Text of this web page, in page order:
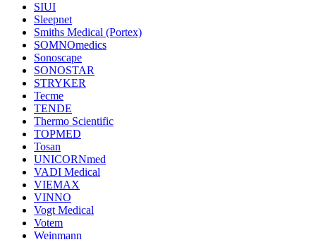
SIUI
Sleepnet
Smiths Medical (Portex)
SOMNOmedics
Sonoscape
SONOSTAR
STRYKER
Tecme
TENDE
Thermo Scientific
TOPMED
Tosan
UNICORNmed
VADI Medical
VIEMAX
VINNO
Vogt Medical
Votem
Weinmann